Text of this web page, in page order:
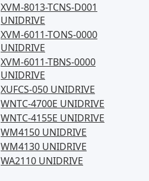
XVM-8013-TCNS-D001
UNIDRIVE
XVM-6011-TONS-0000
UNIDRIVE
XVM-6011-TBNS-0000
UNIDRIVE
XUFCS-050 UNIDRIVE
WNTC-4700E UNIDRIVE
WNTC-4155E UNIDRIVE
WM4150 UNIDRIVE
WM4130 UNIDRIVE
WA2110 UNIDRIVE